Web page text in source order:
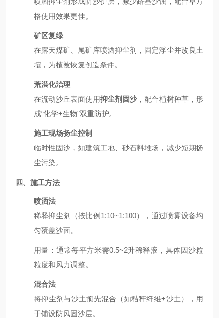
格使用效果更佳。
矿区复绿
在露天煤矿、尾矿库喷洒抑尘剂，固定浮尘并改良土
壤，为植被恢复创造条件。
荒漠化治理
在流动沙丘表面使用抑尘剂固沙，配合植树种草，形
成“化学+生物"双重防护。
施工现场扬尘控制
临时性固沙，如建筑工地、砂石料堆场，减少短期扬
尘污染。
四、施工方法
喷洒法
稀释抑尘剂（按比例1:10~1:100），通过喷雾设备均
匀覆盖沙面。
用量：通常每平方米需0.5~2升稀释液，具体因沙粒
粒度和风力调整。
混合法
将抑尘剂与沙土预先混合（如秸秆纤维+沙土），用
于铺设防风固沙层。